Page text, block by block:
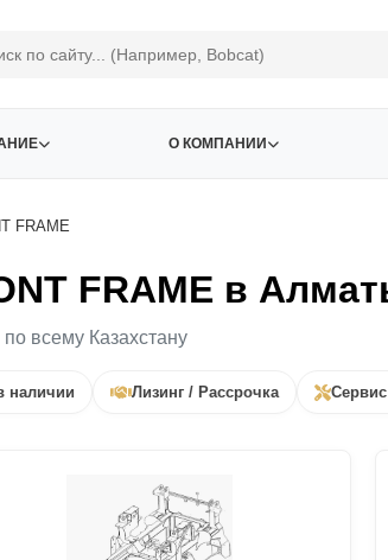
О КОМПАНИИ
FRAME
FRAME в
всему Казахстану
наличии Лизинг / Рассрочка Сервис